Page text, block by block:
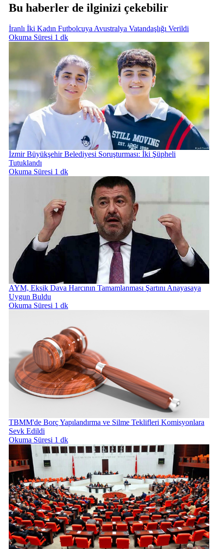
Bu haberler de ilginizi çekebilir
İranlı İki Kadın Futbolcuya Avustralya Vatandaşlığı Verildi
Okuma Süresi 1 dk
İzmir Büyükşehir Belediyesi Soruşturması: İki Şüpheli
Tutuklandı
Okuma Süresi 1 dk
AYM, Eksik Dava Harcının Tamamlanması Şartını Anayasaya
Uygun Buldu
Okuma Süresi 1 dk
TBMM'de Borç Yapılandırma ve Silme Teklifleri Komisyonlara
Sevk Edildi
Okuma Süresi 1 dk